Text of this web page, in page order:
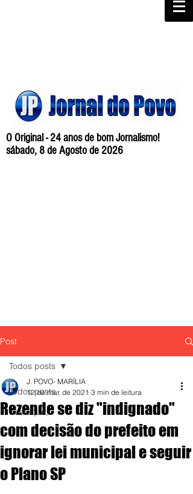
O Original - 24 anos de bom Jornalismo!
sábado, 8 de Agosto de 2026
Post
Todos posts
destaque,
Todos posts
Rezende se diz "indignado"
com decisão do prefeito em
ignorar lei municipal e seguir
o Plano SP
J. POVO- MARÍLIA
12 de mar. de 2021 3 min de leitura